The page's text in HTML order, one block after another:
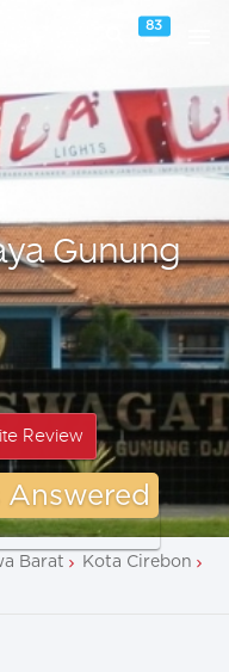
83
Gunung
Review
Barat
Kota Cirebon